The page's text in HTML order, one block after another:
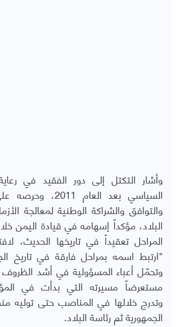
وأشار التكتل إلى دور الفقيد في
السياسي بعد العام
والتوافق والشراكة الوطنية لمعالجة
البلاد، مؤكداً إسهامه في قيادة اليمن
المراحل تعقيداً في تاريخها الحديث،
"ارتبط اسمه بمراحل فارقة في تاريخ
وتحمّل أعباء المسؤولية في أشد
مستعرضاً مسيرته التي بدأت في
وتدرج خلالها في المناصب حتى توليه
الجمهورية ثم رئاسة البلاد.